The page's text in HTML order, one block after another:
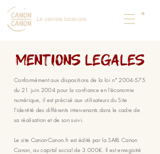
Le caviste locavore
mentions legales
Conformément aux dispositions de la loi n° 2004-575
du 21 juin 2004 pour la confiance en l'économie
numérique, il est précisé aux utilisateurs du Site
l'identité des différents intervenants dans le cadre de
sa réalisation et de son suivi.
Le site Canon-Canon.fr est édité par la SARL Canon
Canon, au capital social de 3.000€. Il est enregistré